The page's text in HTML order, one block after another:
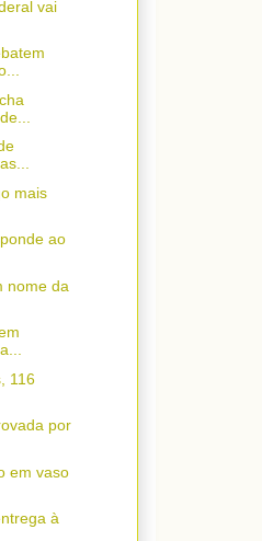
vai
mais
ao
nome da
116
por
em vaso
à